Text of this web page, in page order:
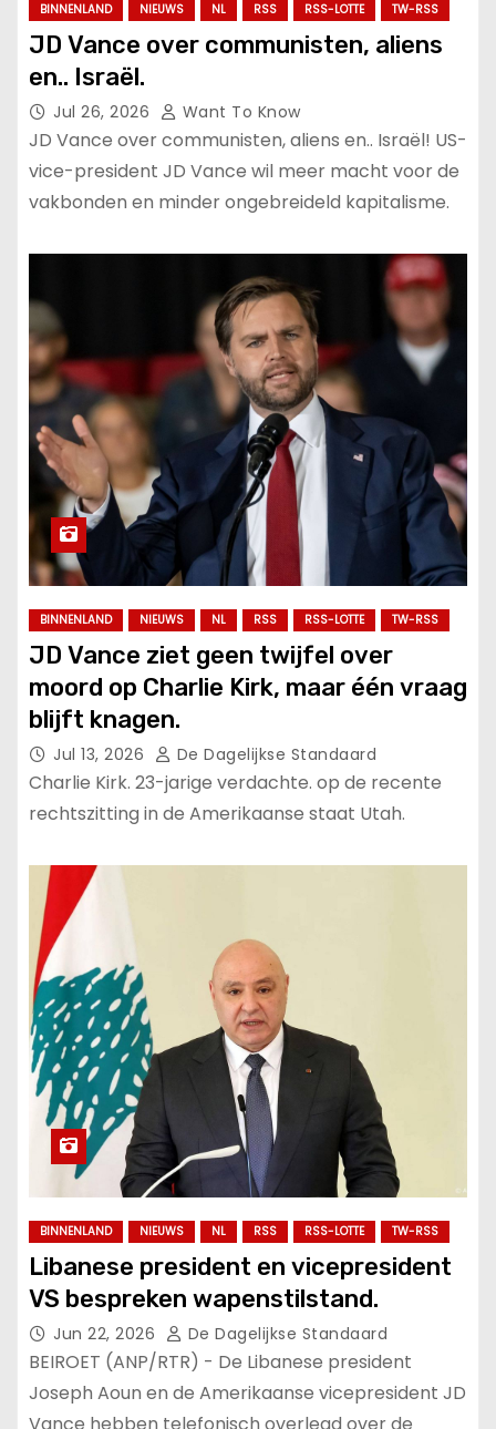
BINNENLAND NIEUWS NL RSS RSS-LOTTE TW-RSS
JD Vance over communisten, aliens
en.. Israël.
Jul 26, 2026 Want To Know
JD Vance over communisten, aliens en.. Israël! US-
vice-president JD Vance wil meer macht voor de
vakbonden en minder ongebreideld kapitalisme.
BINNENLAND NIEUWS NL RSS RSS-LOTTE TW-RSS
JD Vance ziet geen twijfel over
moord op Charlie Kirk, maar één vraag
blijft knagen.
Jul 13, 2026 De Dagelijkse Standaard
Charlie Kirk. 23-jarige verdachte. op de recente
rechtszitting in de Amerikaanse staat Utah.
BINNENLAND NIEUWS NL RSS RSS-LOTTE TW-RSS
Libanese president en vicepresident
VS bespreken wapenstilstand.
Jun 22, 2026 De Dagelijkse Standaard
BEIROET (ANP/RTR) - De Libanese president
Joseph Aoun en de Amerikaanse vicepresident JD